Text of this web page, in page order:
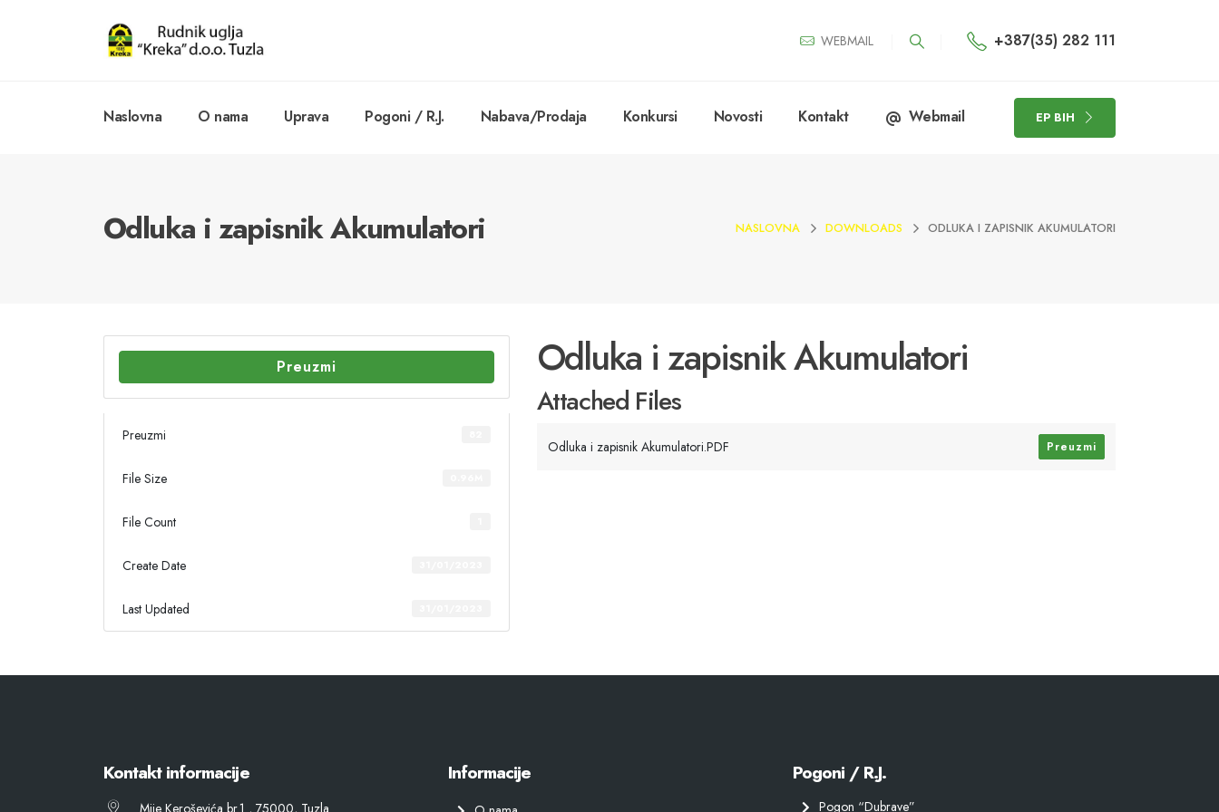
WEBMAIL +387(35) 282 111
Naslovna O nama Uprava Pogoni / R.J. Nabava/Prodaja Konkursi Novosti Kontakt Webmail EP BIH
Odluka i zapisnik Akumulatori NASLOVNA DOWNLOADS ODLUKA I ZAPISNIK AKUMULATORI
Preuzmi
Preuzmi
File Size
File Count
Create Date
Last Updated
Odluka i zapisnik Akumulatori
Attached Files
Odluka i zapisnik Akumulatori.PDF Preuzmi
Kontakt informacije
Mije Keroševića br.1 , 75000, Tuzla
Informacije Pogoni / R.J.
Pogon “Dubrave”